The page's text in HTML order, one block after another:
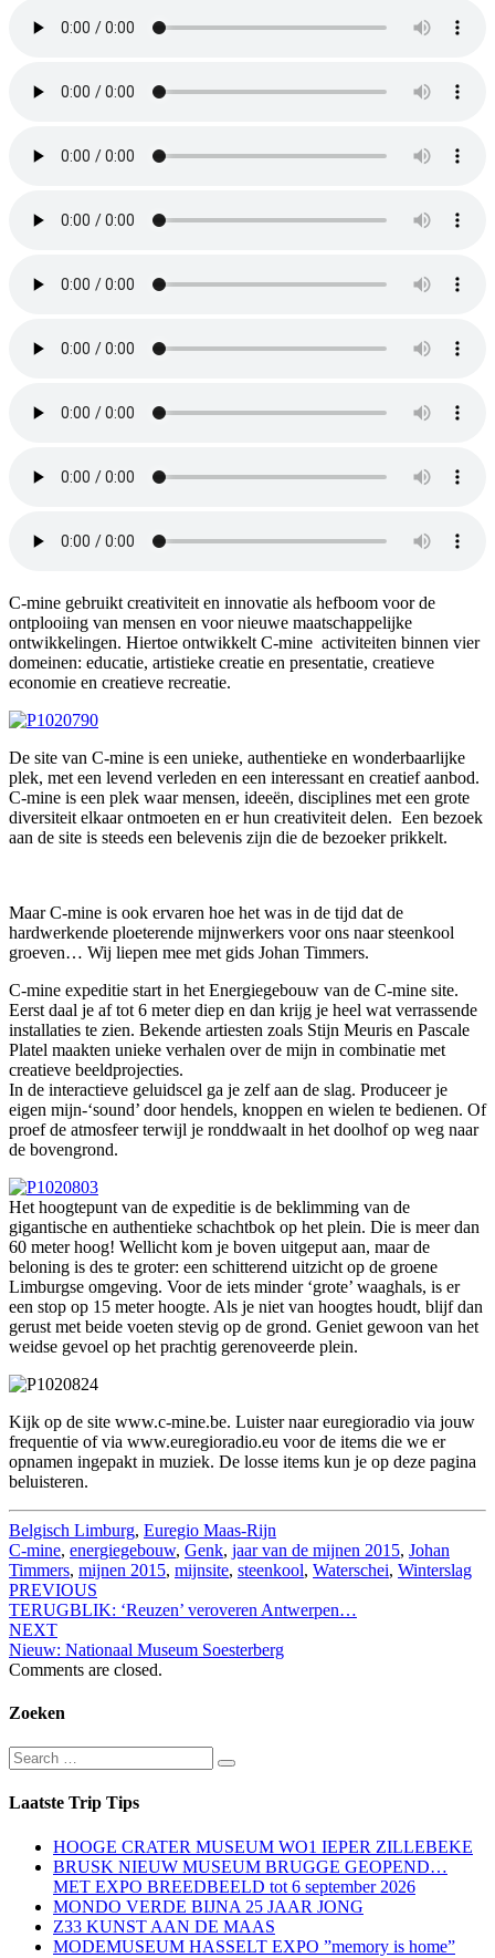
C-mine gebruikt creativiteit en innovatie als hefboom voor de
ontplooiing van mensen en voor nieuwe maatschappelijke
ontwikkelingen. Hiertoe ontwikkelt C-mine activiteiten binnen vier
domeinen: educatie, artistieke creatie en presentatie, creatieve
economie en creatieve recreatie.
De site van C-mine is een unieke, authentieke en wonderbaarlijke
plek, met een levend verleden en een interessant en creatief aanbod.
C-mine is een plek waar mensen, ideeën, disciplines met een grote
diversiteit elkaar ontmoeten en er hun creativiteit delen. Een bezoek
aan de site is steeds een belevenis zijn die de bezoeker prikkelt.
Maar C-mine is ook ervaren hoe het was in de tijd dat de
hardwerkende ploeterende mijnwerkers voor ons naar steenkool
groeven… Wij liepen mee met gids Johan Timmers.
C-mine expeditie start in het Energiegebouw van de C-mine site.
Eerst daal je af tot 6 meter diep en dan krijg je heel wat verrassende
installaties te zien. Bekende artiesten zoals Stijn Meuris en Pascale
Platel maakten unieke verhalen over de mijn in combinatie met
creatieve beeldprojecties.
In de interactieve geluidscel ga je zelf aan de slag. Produceer je
eigen mijn-‘sound’ door hendels, knoppen en wielen te bedienen. Of
proef de atmosfeer terwijl je ronddwaalt in het doolhof op weg naar
de bovengrond.
Het hoogtepunt van de expeditie is de beklimming van de
gigantische en authentieke schachtbok op het plein. Die is meer dan
60 meter hoog! Wellicht kom je boven uitgeput aan, maar de
beloning is des te groter: een schitterend uitzicht op de groene
Limburgse omgeving. Voor de iets minder ‘grote’ waaghals, is er
een stop op 15 meter hoogte. Als je niet van hoogtes houdt, blijf dan
gerust met beide voeten stevig op de grond. Geniet gewoon van het
weidse gevoel op het prachtig gerenoveerde plein.
Kijk op de site www.c-mine.be. Luister naar euregioradio via jouw
frequentie of via www.euregioradio.eu voor de items die we er
opnamen ingepakt in muziek. De losse items kun je op deze pagina
beluisteren.
Belgisch Limburg, Euregio Maas-Rijn
C-mine, energiegebouw, Genk, jaar van de mijnen 2015, Johan
Timmers, mijnen 2015, mijnsite, steenkool, Waterschei, Winterslag
Post
navigation
PREVIOUS
TERUGBLIK: ‘Reuzen’ veroveren Antwerpen…
NEXT
Nieuw: Nationaal Museum Soesterberg
Comments are closed.
Zoeken
Search
for:
Search
Laatste Trip Tips
HOOGE CRATER MUSEUM WO1 IEPER ZILLEBEKE
BRUSK NIEUW MUSEUM BRUGGE GEOPEND…
MET EXPO BREEDBEELD tot 6 september 2026
MONDO VERDE BIJNA 25 JAAR JONG
Z33 KUNST AAN DE MAAS
MODEMUSEUM HASSELT EXPO ”memory is home”